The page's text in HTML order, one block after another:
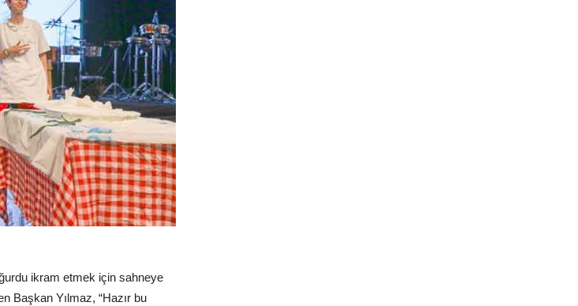
ikram etmek için sahneye
Başkan Yılmaz, “Hazır bu